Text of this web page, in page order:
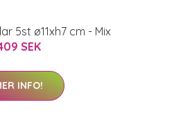
5st ø11xh7 cm - Mix
SEK
INFO!